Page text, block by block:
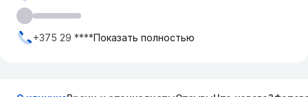
+375 29 ****Показать полностью